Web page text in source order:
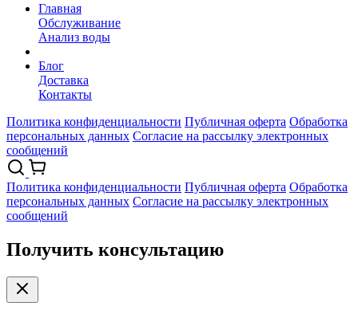
Главная
Обслуживание
Анализ воды
Блог
Доставка
Контакты
Политика конфиденциальности Публичная оферта Обработка
персональных данных Согласие на рассылку электронных
сообщений
Политика конфиденциальности Публичная оферта Обработка
персональных данных Согласие на рассылку электронных
сообщений
Получить консультацию